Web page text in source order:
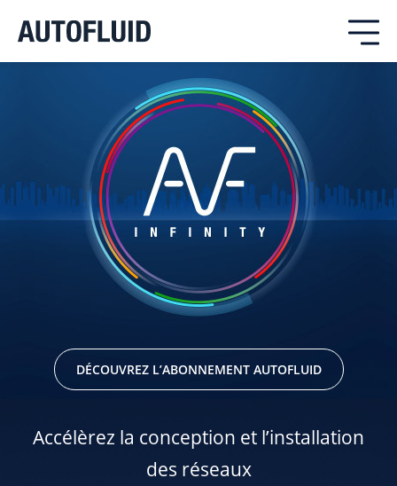
DÉCOUVREZ L’ABONNEMENT AUTOFLUID
Accélèrez la conception et l’installation
des réseaux